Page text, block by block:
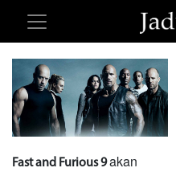
Fast and Furious 9akan